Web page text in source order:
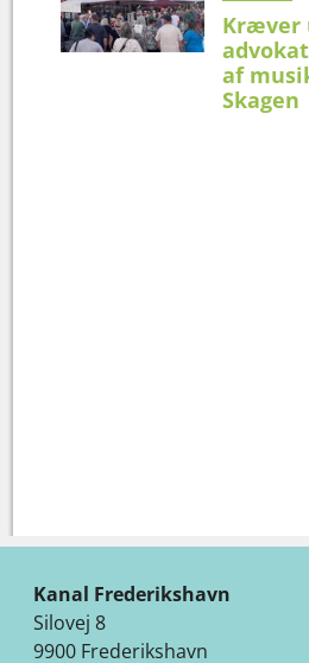
Kræver
af
Skagen
Kanal Frederikshavn
Silovej 8
9900 Frederikshavn